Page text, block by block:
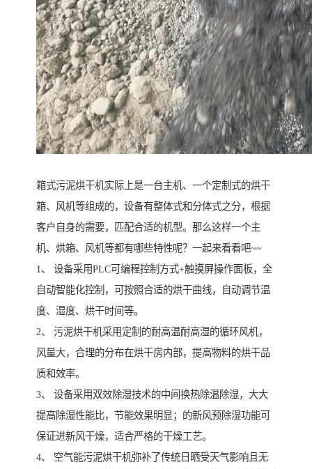
箱式污泥烘干机实际上是一台主机、一个定制式的烘干
箱、风机等组成的，设备有整体式和分体式之分，根据
客户自身的需要，匹配合适的机型。那么这样一个主
机、烘箱、风机等都有哪些特性呢？一起来看看吧~~
1、 设备采用PLC可编程控制方式+触摸屏操作面板，全
自动智能化控制，可按照合适的烘干曲线，自动调节温
度、湿度、烘干时间等。
2、 污泥烘干机采用定制的耐高温耐高湿的循环风机，
风量大，合理的分布在烘干房内部，提高物料的烘干品
质和效率。
3、 设备采用双效除湿技术的中间换热除温除湿，大大
提高除湿性能比，节能效果明显；的新风预除湿功能可
保证进新风干燥，适合严格的干燥工艺。
4、 空气能污泥烘干机弥补了传统日晒受天气影响且无